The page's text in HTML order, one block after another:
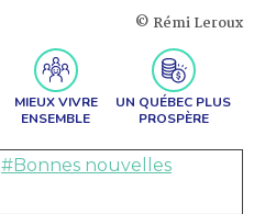
© Rémi Leroux
MIEUX VIVRE
ENSEMBLE
UN QUÉBEC PLUS
PROSPÈRE
#Bonnes nouvelles